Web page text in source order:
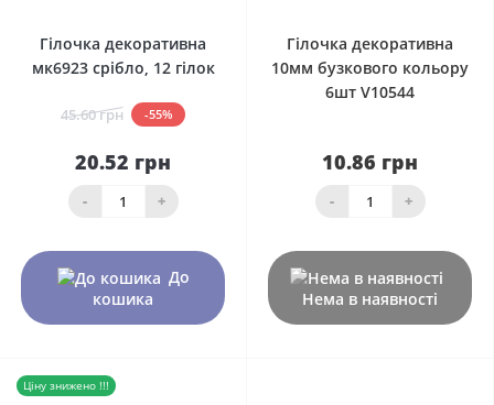
Гілочка декоративна
мк6923 срібло, 12 гілок
45.60 грн -55%
20.52 грн
- +
До
кошика
Гілочка декоративна
10мм бузкового кольору
6шт V10544
10.86 грн
- +
Нема в наявності
Ціну знижено !!!